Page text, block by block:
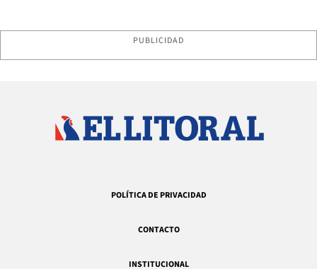
PUBLICIDAD
POLÍTICA DE PRIVACIDAD
CONTACTO
INSTITUCIONAL